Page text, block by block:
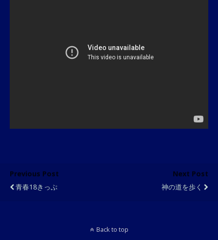
Previous Post
青春18きっぷ
Next Post
神の道を歩く
Back to top